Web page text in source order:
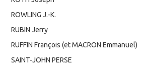
ROWLING J.-K.
RUBIN Jerry
RUFFIN François (et MACRON Emmanuel)
SAINT-JOHN PERSE